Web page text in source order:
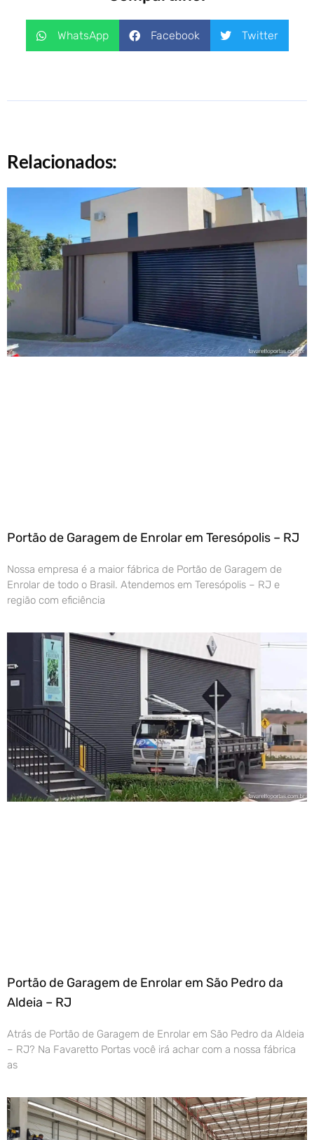
WhatsApp Facebook Twitter
Relacionados:
Portão de Garagem de Enrolar em Teresópolis – RJ
Nossa empresa é a maior fábrica de Portão de Garagem de
Enrolar de todo o Brasil. Atendemos em Teresópolis – RJ e
região com eficiência
Portão de Garagem de Enrolar em São Pedro da
Aldeia – RJ
Atrás de Portão de Garagem de Enrolar em São Pedro da Aldeia
– RJ? Na Favaretto Portas você irá achar com a nossa fábrica
as